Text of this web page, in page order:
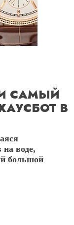
САМЫЙ
В
воде,
большой